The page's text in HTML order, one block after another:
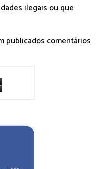
ilegais ou que
publicados comentários